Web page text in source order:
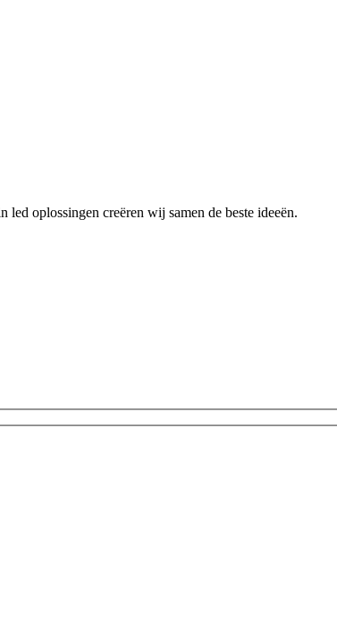
oplossingen creëren wij samen de beste ideeën.